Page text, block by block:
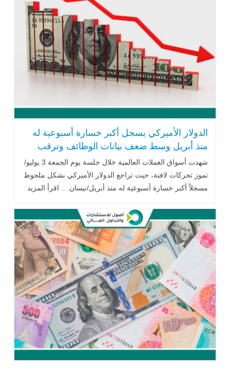
الدولار الأميركي يسجل أكبر خسارة أسبوعية له
منذ أبريل وسط ضعف بيانات الوظائف وترقب
الفيدرالي
شهدت أسواق العملات العالمية خلال جلسة يوم الجمعة 3 يوليو/
تموز تحركات لافتة، حيث تراجع الدولار الأميركي بشكل ملحوظ
مسجلاً أكبر خسارة أسبوعية له منذ أبريل/نيسان. .. اقرأ المزيد